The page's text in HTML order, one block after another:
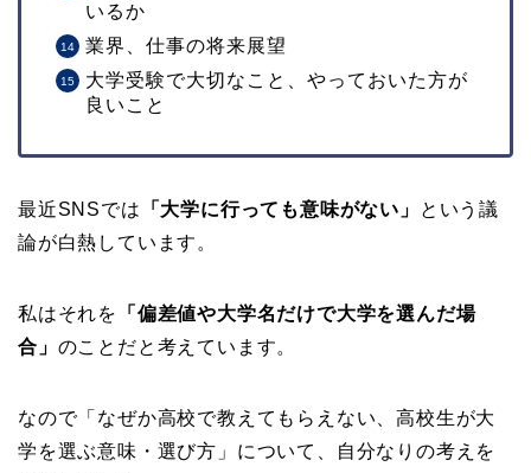
いるか
業界、仕事の将来展望
大学受験で大切なこと、やっておいた方が
良いこと
最近SNSでは 「大学に行っても意味がない」
という議
論が白熱しています。
私はそれを
「偏差値や大学名だけで大学を選んだ場
合」 のことだと考えています。
なので「なぜか高校で教えてもらえない、高校生が大
学を選ぶ意味・選び方」について、自分なりの考えを